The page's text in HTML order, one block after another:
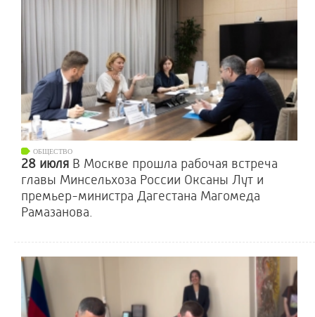
ОБЩЕСТВО
28 июля В Москве прошла рабочая встреча
главы Минсельхоза России Оксаны Лут и
премьер-министра Дагестана Магомеда
Рамазанова.